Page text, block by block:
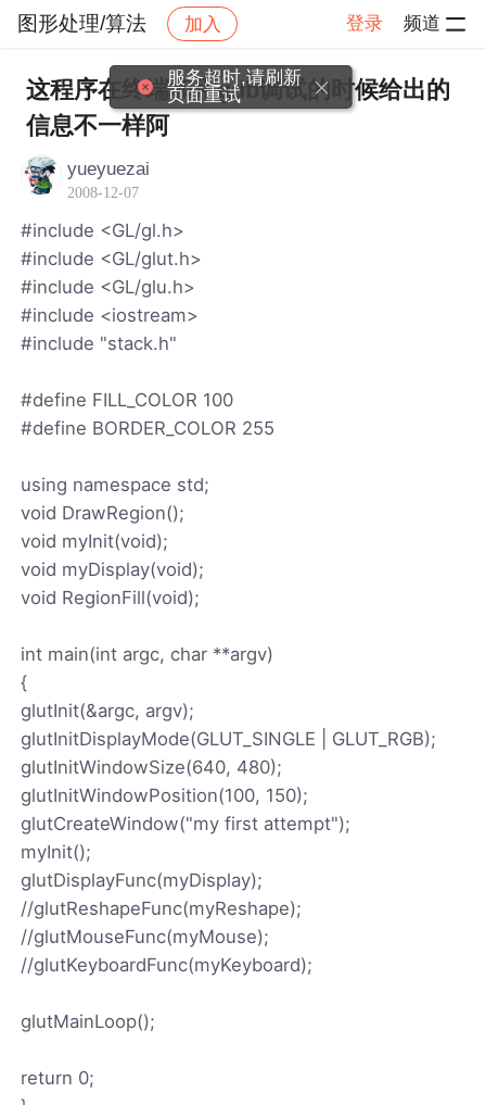
图形处理/算法 加入 登录 频道
社区 图形处理/算法 帖子详情
这程序在终端和用gdb调试的时候给出的
信息不一样阿
yueyuezai
2008-12-07
#include <GL/gl.h>
#include <GL/glut.h>
#include <GL/glu.h>
#include <iostream>
#include "stack.h"
#define FILL_COLOR 100
#define BORDER_COLOR 255
using namespace std;
void DrawRegion();
void myInit(void);
void myDisplay(void);
void RegionFill(void);
int main(int argc, char **argv)
{
glutInit(&argc, argv);
glutInitDisplayMode(GLUT_SINGLE | GLUT_RGB);
glutInitWindowSize(640, 480);
glutInitWindowPosition(100, 150);
glutCreateWindow("my first attempt");
myInit();
glutDisplayFunc(myDisplay);
//glutReshapeFunc(myReshape);
//glutMouseFunc(myMouse);
//glutKeyboardFunc(myKeyboard);
glutMainLoop();
return 0;
服务超时,请刷新
页面重试